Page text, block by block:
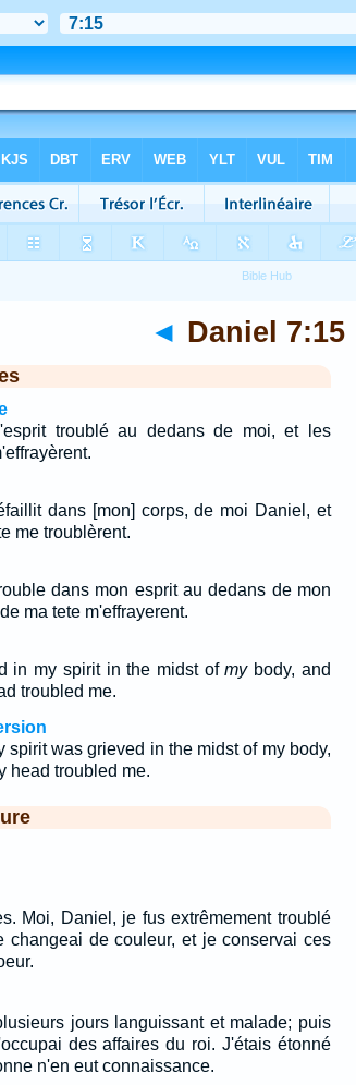
◄ Daniel 7:15
troublé au dedans de moi, et les
dans [mon] corps, de moi Daniel, et
me troublèrent.
dans mon esprit au dedans de mon
ma tete m'effrayerent.
in my spirit in the midst ofmybody, and
troubled me.
spirit was grieved in the midst of my body,
head troubled me.
Moi, Daniel, je fus extrêmement troublé
changeai de couleur, et je conservai ces
jours languissant et malade; puis
des affaires du roi. J'étais étonné
n'en eut connaissance.